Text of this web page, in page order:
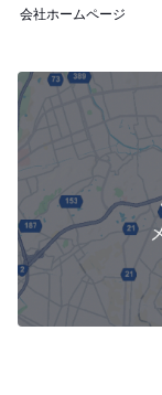
会社ホームページ